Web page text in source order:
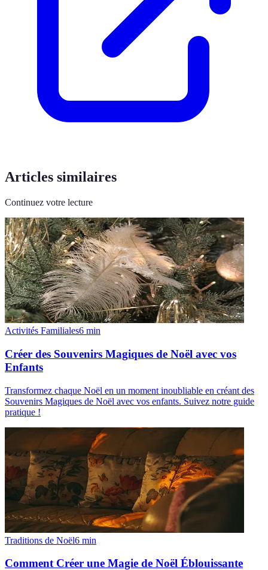
Articles similaires
Continuez votre lecture
Activités Familiales6 min
Créer des Souvenirs Magiques de Noël avec vos
Enfants
Transformez chaque Noël en un moment inoubliable en créant des
Souvenirs Magiques de Noël avec vos enfants. Suivez notre guide
pratique !
Traditions de Noël6 min
Comment Créer une Magie de Noël Éblouissante